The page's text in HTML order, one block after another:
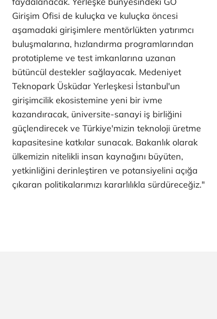
Girişim Ofisi de kuluçka ve kuluçka öncesi
aşamadaki girişimlere mentörlükten yatırımcı
buluşmalarına, hızlandırma programlarından
prototipleme ve test imkanlarına uzanan
bütüncül destekler sağlayacak. Medeniyet
Teknopark Üsküdar Yerleşkesi İstanbul'un
girişimcilik ekosistemine yeni bir ivme
kazandıracak, üniversite-sanayi iş birliğini
güçlendirecek ve Türkiye'mizin teknoloji üretme
kapasitesine katkılar sunacak. Bakanlık olarak
ülkemizin nitelikli insan kaynağını büyüten,
yetkinliğini derinleştiren ve potansiyelini açığa
çıkaran politikalarımızı kararlılıkla sürdüreceğiz."